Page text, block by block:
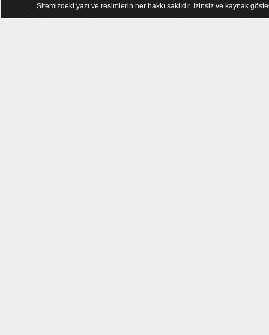
Sitemizdeki yazı ve resimlerin her hakkı saklıdır. İzinsiz ve kaynak